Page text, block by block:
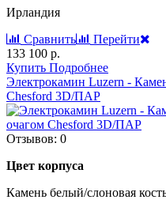
Ирландия
Сравнить
Перейти
133 100 р.
Купить Подробнее
Электрокамин Luzern -
Chesford 3D/ПАР
Отзывов: 0
Цвет корпуса
Камень белый/слоновая